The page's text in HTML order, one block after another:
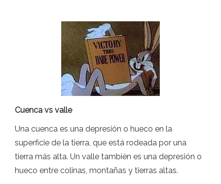
Cuenca vs valle
Una cuenca es una depresión o hueco en la
superficie de la tierra, que está rodeada por una
tierra más alta. Un valle también es una depresión o
hueco entre colinas, montañas y tierras altas.